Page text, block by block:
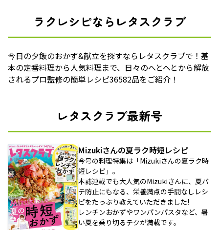
ラクレシピならレタスクラブ
今日の夕飯のおかず&献立を探すならレタスクラブで！基
本の定番料理から人気料理まで、日々のへとへとから解放
されるプロ監修の簡単レシピ36582品をご紹介！
レタスクラブ最新号
Mizukiさんの夏ラク時短レシピ
今号の料理特集は「Mizukiさんの夏ラク時
短レシピ」。
本誌連載でも大人気のMizukiさんに、夏バ
テ防止にもなる、栄養満点の手間なしレシ
ピをたっぷり教えていただきました!
レンチンおかずやワンパンパスタなど、暑
い夏を乗り切るテクが満載です。